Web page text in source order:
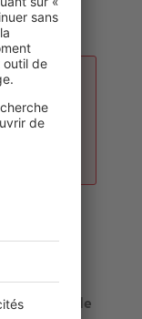
que
port de